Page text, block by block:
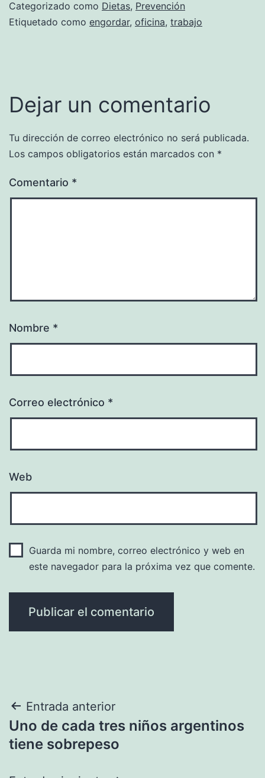
Categorizado como Dietas, Prevención
Etiquetado como engordar, oficina, trabajo
Dejar un comentario
Tu dirección de correo electrónico no será publicada.
Los campos obligatorios están marcados con *
Comentario *
Nombre *
Correo electrónico *
Web
Guarda mi nombre, correo electrónico y web en
este navegador para la próxima vez que comente.
Navegación
de
Entrada anterior
Uno de cada tres niños argentinos
tiene sobrepeso